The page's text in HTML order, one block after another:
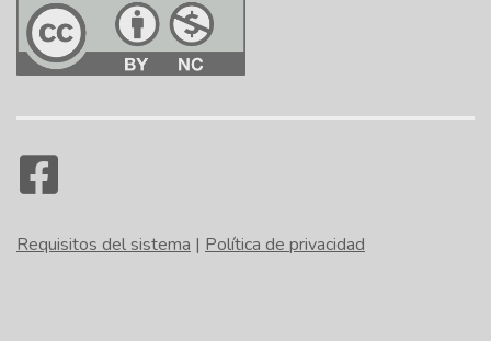
Requisitos del sistema | Política de privacidad